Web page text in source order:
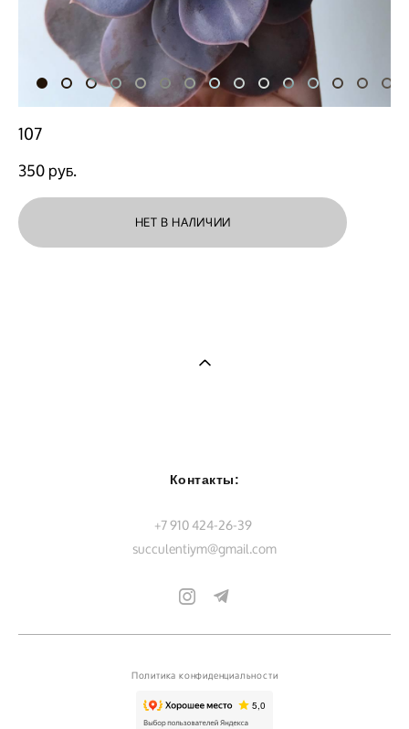
107
350 pуб.
НЕТ В НАЛИЧИИ
Контакты:
+7 910 424-26-39
succulentiym@gmail.com
Политика конфиденциальности